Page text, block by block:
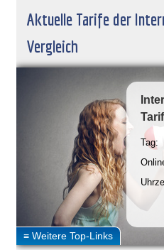
Aktuelle Tarife der
Vergleich
Tag: